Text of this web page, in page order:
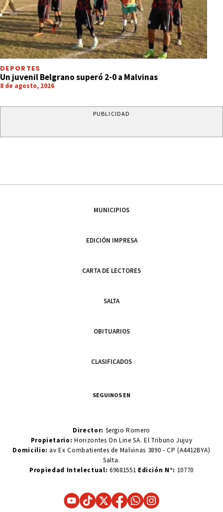
DEPORTES
Un juvenil Belgrano superó 2-0 a Malvinas
8 de agosto, 2026
PUBLICIDAD
MUNICIPIOS
EDICIÓN IMPRESA
CARTA DE LECTORES
SALTA
OBITUARIOS
CLASIFICADOS
SEGUINOS EN
Director: Sergio Romero
Propietario:Horizontes On Line SA. El Tribuno Jujuy
Domicilio: av Ex Combatientes de Malvinas 3890 - CP (A4412BYA)
Salta.
Propiedad Intelectual: 69681551 Edición N°: 10770